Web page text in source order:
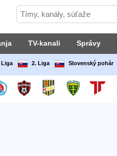
TV-kanali Správy
Liga 2. Liga Slovenský pohár